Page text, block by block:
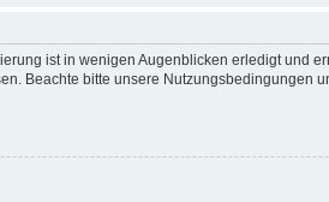
ist in wenigen Augenblicken erledigt und
Beachte bitte unsere Nutzungsbedingungen